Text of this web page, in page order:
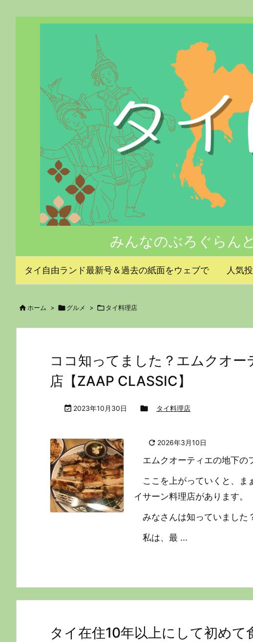
みんなのぶろぐらん
タイ自由ランド最新号＆過去の紙面をウェブで 人気
ホーム > グルメ > タイ料理店
ココ知ってました？エムクオ
店【ZAAP CLASSIC】
 2023年10月30日  タイ料理店
 2026年3月10日
エムクオーティエの地下の
ここを上がっていくと、ま
イサーン料理店があります。
みなさんは知っていました
私は、最 ...
タイ在住10年以上にして初め